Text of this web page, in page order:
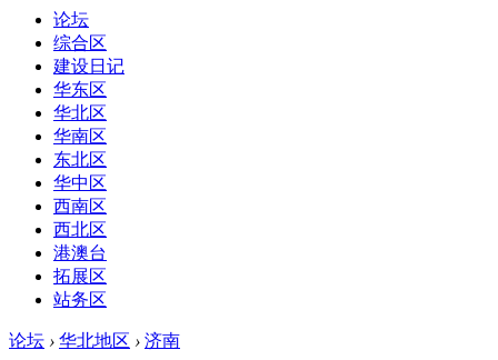
论坛
综合区
建设日记
华东区
华北区
华南区
东北区
华中区
西南区
西北区
港澳台
拓展区
站务区
论坛 › 华北地区 › 济南